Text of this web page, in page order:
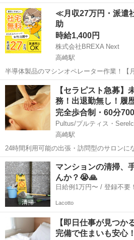
キマ時間のお小遣い稼ぎにぴったり／ ※業
す。 静止画撮影業務（最大20枚）のお仕事です♪ 指定の住所へ訪問
し、受注者のスマートフォン...
群馬 高崎市 その他
≪月収27万円・派遣
助
時給1,400円
株式会社BREXA Next
高崎駅
半導体製品のマシンオペレーター作業！【
OK★年間休日188日★自社正社員登用制度
200円～格安食堂あり！作業着無償貸与◎《群馬
場のお仕事 ◇半導体製品...
群馬 高崎市 高崎駅 その他
【セラピスト急募】
務！出退勤無し！履
完全歩合制・60分
Pultus/プルティス・
高崎駅
24時間利用可能の出張・訪問型のサロンになります。 お
きオイルリンパマッサージの施術をして頂
で送迎いたします。 お客様からご予約が入ったらこちらからセラピス
トさんに一括でご連絡い...
群馬 高崎市 セラピスト
マンションの清掃、
んか？😭🙏
日給例1万円〜
Lacotto
【即日仕事が見つ
完備で住まいも安心！